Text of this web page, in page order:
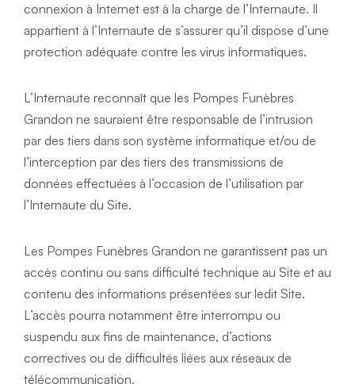
connexion à Internet est à la charge de l’Internaute. Il
appartient à l’Internaute de s’assurer qu’il dispose d’une
protection adéquate contre les virus informatiques.
L’Internaute reconnaît que les Pompes Funèbres
Grandon ne sauraient être responsable de l’intrusion
par des tiers dans son système informatique et/ou de
l’interception par des tiers des transmissions de
données effectuées à l’occasion de l’utilisation par
l’Internaute du Site.
Les Pompes Funèbres Grandon ne garantissent pas un
accès continu ou sans difficulté technique au Site et au
contenu des informations présentées sur ledit Site.
L’accès pourra notamment être interrompu ou
suspendu aux fins de maintenance, d’actions
correctives ou de difficultés liées aux réseaux de
télécommunication.